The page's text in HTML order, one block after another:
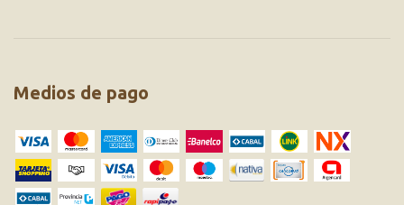
Medios de pago